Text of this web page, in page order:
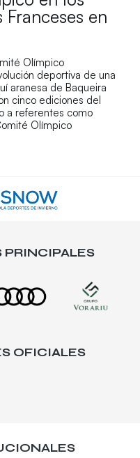
en
Olímpico
deportiva de una
aranesa de Baqueira
cinco ediciones del
a referentes como
Olímpico
PRINCIPALES
OFICIALES